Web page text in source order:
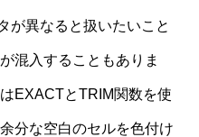
が異なると扱いたいこと
混入することもありま
EXACTとTRIM関数を使
分な空白のセルを色付け